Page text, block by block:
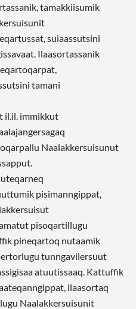
tamakkiisumik
suiaassutsini
Ilaasortassanik
tamani
il.il. immikkut
Naalakkersuisunut
pisimanngippat,
pisoqartillugu
pineqartoq nutaamik
tunngavilersuut
atuutissaaq. Kattuffik
ilaasortaq
Naalakkersuisunit